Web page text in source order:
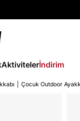
Aktivitelerİndirim
Çocuk Outdoor